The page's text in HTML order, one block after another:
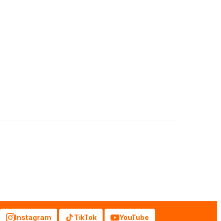
Instagram TikTok YouTube